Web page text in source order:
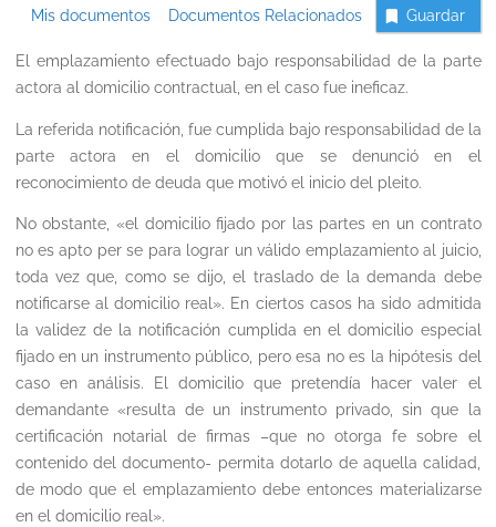
Mis documentos Documentos Relacionados Guardar
El emplazamiento efectuado bajo responsabilidad de la parte
actora al domicilio contractual, en el caso fue ineficaz.
La referida notificación, fue cumplida bajo responsabilidad de la
parte actora en el domicilio que se denunció en el
reconocimiento de deuda que motivó el inicio del pleito.
No obstante, «el domicilio fijado por las partes en un contrato
no es apto per se para lograr un válido emplazamiento al juicio,
toda vez que, como se dijo, el traslado de la demanda debe
notificarse al domicilio real». En ciertos casos ha sido admitida
la validez de la notificación cumplida en el domicilio especial
fijado en un instrumento público, pero esa no es la hipótesis del
caso en análisis. El domicilio que pretendía hacer valer el
demandante «resulta de un instrumento privado, sin que la
certificación notarial de firmas –que no otorga fe sobre el
contenido del documento- permita dotarlo de aquella calidad,
de modo que el emplazamiento debe entonces materializarse
en el domicilio real».